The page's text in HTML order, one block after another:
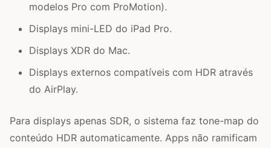
modelos Pro com ProMotion).
Displays mini-LED do iPad Pro.
Displays XDR do Mac.
Displays externos compatíveis com HDR através
do AirPlay.
Para displays apenas SDR, o sistema faz tone-map do
conteúdo HDR automaticamente. Apps não ramificam